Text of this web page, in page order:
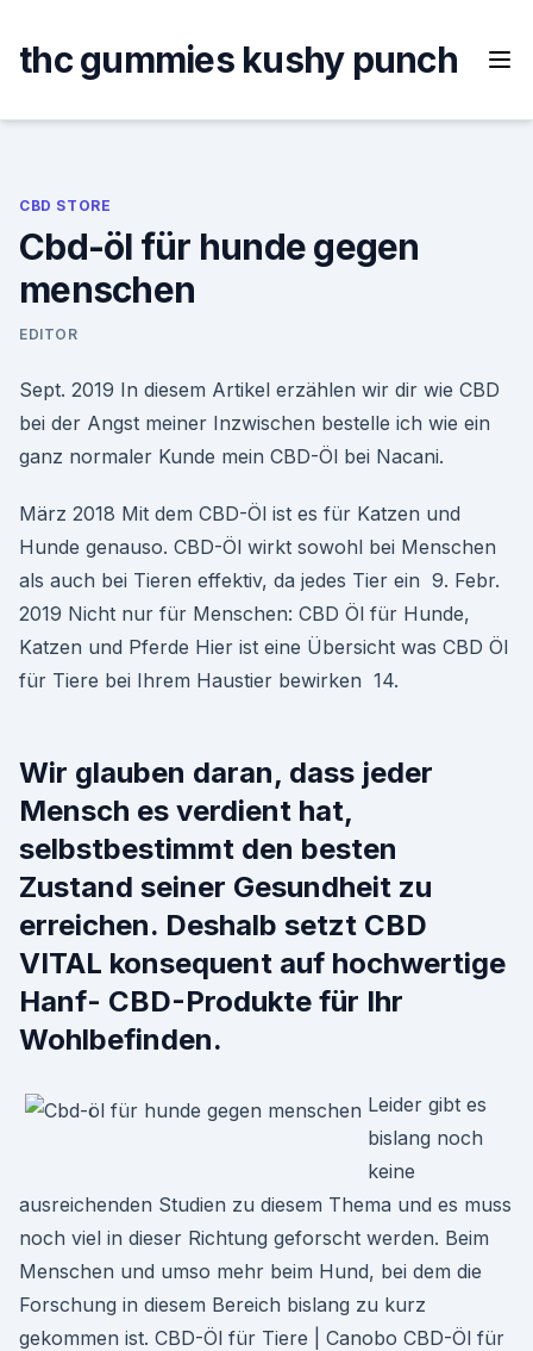
content
thc gummies kushy punch
CBD STORE
Cbd-öl für hunde gegen
menschen
EDITOR
Sept. 2019 In diesem Artikel erzählen wir dir wie CBD
bei der Angst meiner Inzwischen bestelle ich wie ein
ganz normaler Kunde mein CBD-Öl bei Nacani.
März 2018 Mit dem CBD-Öl ist es für Katzen und
Hunde genauso. CBD-Öl wirkt sowohl bei Menschen
als auch bei Tieren effektiv, da jedes Tier ein 9. Febr.
2019 Nicht nur für Menschen: CBD Öl für Hunde,
Katzen und Pferde Hier ist eine Übersicht was CBD Öl
für Tiere bei Ihrem Haustier bewirken 14.
Wir glauben daran, dass jeder
Mensch es verdient hat,
selbstbestimmt den besten
Zustand seiner Gesundheit zu
erreichen. Deshalb setzt CBD
VITAL konsequent auf hochwertige
Hanf- CBD-Produkte für Ihr
Wohlbefinden.
Leider gibt es
bislang noch
keine
ausreichenden Studien zu diesem Thema und es muss
noch viel in dieser Richtung geforscht werden. Beim
Menschen und umso mehr beim Hund, bei dem die
Forschung in diesem Bereich bislang zu kurz
gekommen ist. CBD-Öl für Tiere | Canobo CBD-Öl für